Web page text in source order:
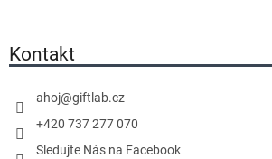
p
Kontakt
ahoj@giftlab.cz
+420 737 277 070
Sledujte Nás na Facebook